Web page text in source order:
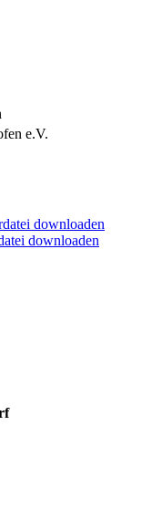
e.V.
downloaden
downloaden